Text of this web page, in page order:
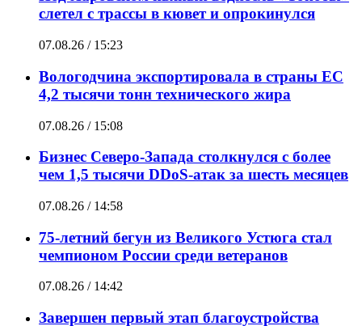
слетел с трассы в кювет и опрокинулся
07.08.26 / 15:23
Вологодчина экспортировала в страны ЕС
4,2 тысячи тонн технического жира
07.08.26 / 15:08
Бизнес Северо-Запада столкнулся с более
чем 1,5 тысячи DDoS-атак за шесть месяцев
07.08.26 / 14:58
75-летний бегун из Великого Устюга стал
чемпионом России среди ветеранов
07.08.26 / 14:42
Завершен первый этап благоустройства